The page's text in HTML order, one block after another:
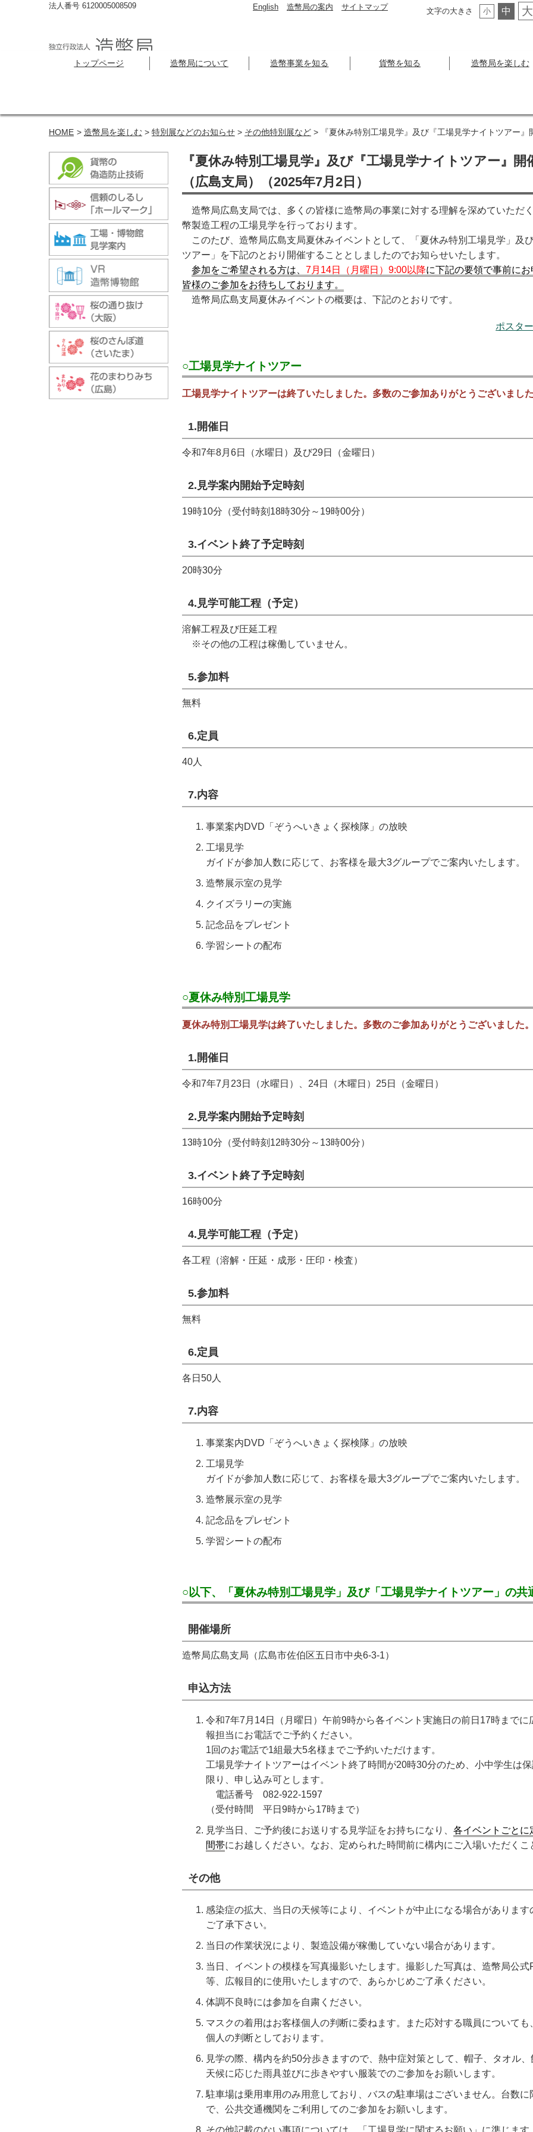
法人番号 6120005008509 English 造幣局の案内 サイトマップ 文字の大きさ 小 中 大
トップページ 造幣局について 造幣事業を知る 貨幣を知る 造幣局を楽しむ
HOME > 造幣局を楽しむ > 特別展などのお知らせ > その他特別展など > 『夏休み特別工場見学』及び『工場見学ナイトツアー』
『夏休み特別工場見学』及び『工場見学ナイトツアー』開
（広島支局）（2025年7月2日）
造幣局広島支局では、多くの皆様に造幣局の事業に対する理解を深めていただ
幣製造工程の工場見学を行っております。
このたび、造幣局広島支局夏休みイベントとして、「夏休み特別工場見学」及
ツアー」を下記のとおり開催することとしましたのでお知らせいたします。
参加をご希望される方は、7月14日（月曜日）9:00以降に下記の要領で事前にお
皆様のご参加をお待ちしております。
造幣局広島支局夏休みイベントの概要は、下記のとおりです。
ポスタ
○工場見学ナイトツアー
工場見学ナイトツアーは終了いたしました。多数のご参加ありがとうございました
1.開催日
令和7年8月6日（水曜日）及び29日（金曜日）
2.見学案内開始予定時刻
19時10分（受付時刻18時30分～19時00分）
3.イベント終了予定時刻
20時30分
4.見学可能工程（予定）
溶解工程及び圧延工程
※その他の工程は稼働していません。
5.参加料
無料
6.定員
40人
7.内容
事業案内DVD「ぞうへいきょく探検隊」の放映
工場見学
ガイドが参加人数に応じて、お客様を最大3グループでご案内いたします。
造幣展示室の見学
クイズラリーの実施
記念品をプレゼント
学習シートの配布
○夏休み特別工場見学
夏休み特別工場見学は終了いたしました。多数のご参加ありがとうございました。
1.開催日
令和7年7月23日（水曜日）、24日（木曜日）25日（金曜日）
2.見学案内開始予定時刻
13時10分（受付時刻12時30分～13時00分）
3.イベント終了予定時刻
16時00分
4.見学可能工程（予定）
各工程（溶解・圧延・成形・圧印・検査）
5.参加料
無料
6.定員
各日50人
7.内容
事業案内DVD「ぞうへいきょく探検隊」の放映
工場見学
ガイドが参加人数に応じて、お客様を最大3グループでご案内いたします。
造幣展示室の見学
記念品をプレゼント
学習シートの配布
○以下、「夏休み特別工場見学」及び「工場見学ナイトツアー」の共
開催場所
造幣局広島支局（広島市佐伯区五日市中央6-3-1）
申込方法
令和7年7月14日（月曜日）午前9時から各イベント実施日の前日17時までに
報担当にお電話でご予約ください。
1回のお電話で1組最大5名様までご予約いただけます。
工場見学ナイトツアーはイベント終了時間が20時30分のため、小中学生は
限り、申し込み可とします。
電話番号 082‐922‐1597
（受付時間 平日9時から17時まで）
見学当日、ご予約後にお送りする見学証をお持ちになり、各イベントごとに
間帯にお越しください。なお、定められた時間前に構内にご入場いただくこ
その他
感染症の拡大、当日の天候等により、イベントが中止になる場合があります
ご了承下さい。
当日の作業状況により、製造設備が稼働していない場合があります。
当日、イベントの模様を写真撮影いたします。撮影した写真は、造幣局公式
等、広報目的に使用いたしますので、あらかじめご了承ください。
体調不良時には参加を自粛ください。
マスクの着用はお客様個人の判断に委ねます。また応対する職員についても
個人の判断としております。
見学の際、構内を約50分歩きますので、熱中症対策として、帽子、タオル
天候に応じた雨具並びに歩きやすい服装でのご参加をお願いします。
駐車場は乗用車用のみ用意しており、バスの駐車場はございません。台数に
で、公共交通機関をご利用してのご参加をお願いします。